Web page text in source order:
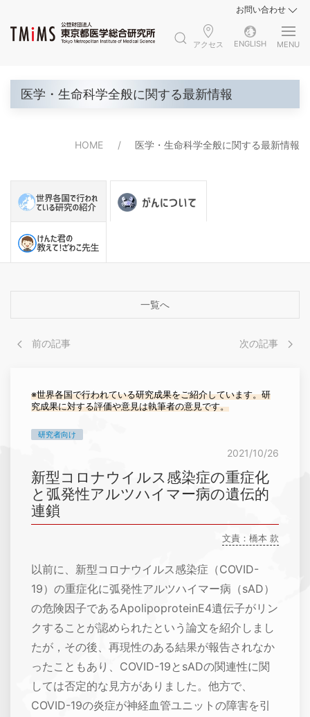
お問い合わせ
アクセス ENGLISH MENU
医学・生命科学全般に関する最新情報
HOME 医学・生命科学全般に関する最新情報
一覧へ
前の記事 次の記事
※世界各国で行われている研究成果をご紹介しています。研
究成果に対する評価や意見は執筆者の意見です。
研究者向け
2021/10/26
新型コロナウイルス感染症の重症化
と弧発性アルツハイマー病の遺伝的
連鎖
文責：橋本 款
以前に、新型コロナウイルス感染症（COVID-
19）の重症化に弧発性アルツハイマー病（sAD）
の危険因子であるApolipoproteinE4遺伝子がリン
クすることが認められたという論文を紹介しまし
たが，その後、再現性のある結果が報告されなか
ったこともあり、COVID-19とsADの関連性に関
しては否定的な見方がありました。他方で、
COVID-19の炎症が神経血管ユニットの障害を引